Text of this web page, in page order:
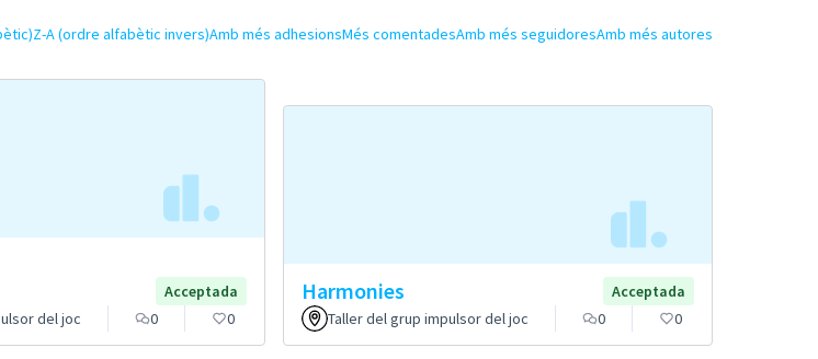
Z-A (ordre alfabètic invers)Amb més adhesionsMés comentadesAmb més seguidoresAmb més autores
Acceptada
del joc
0 0
Harmonies
Acceptada
Taller del grup impulsor del joc
0 0